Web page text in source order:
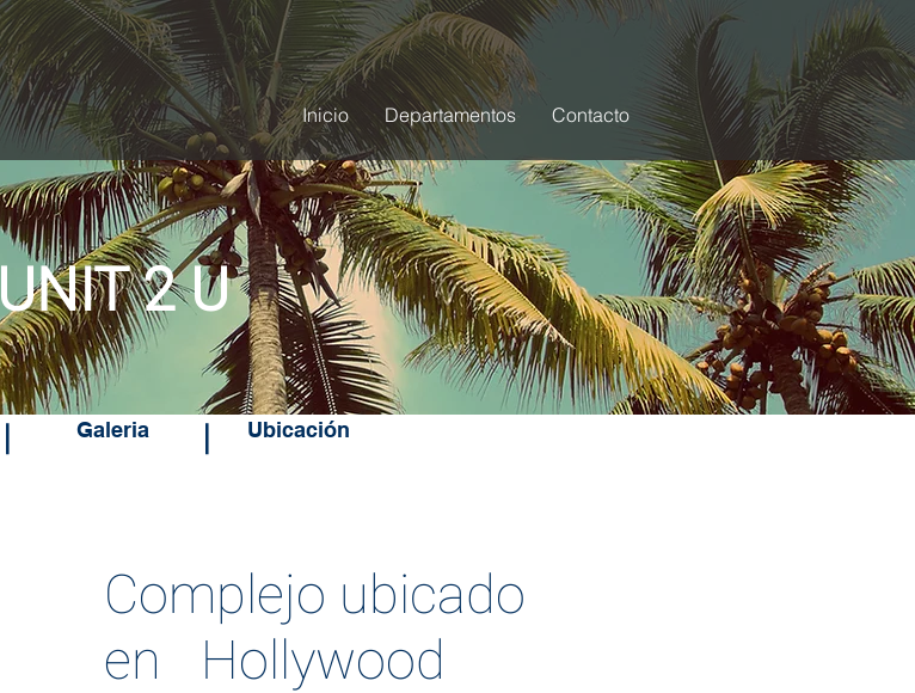
UNIT 2 U
| Galeria | Ubicación
Complejo ubicado
en Hollywood
Inicio Departamentos Contacto